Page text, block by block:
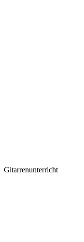
Gitarrenunterricht